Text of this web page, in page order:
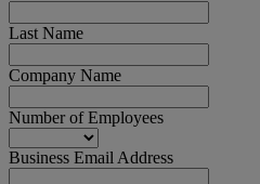
Last Name
Company Name
Number of Employees
Business Email Address